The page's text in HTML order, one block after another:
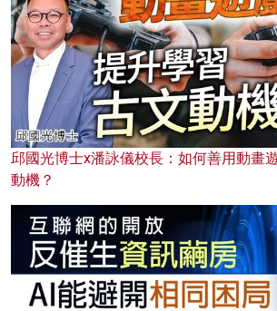
邱國光博士x潘詠儀校長：如何善用動畫
動機？